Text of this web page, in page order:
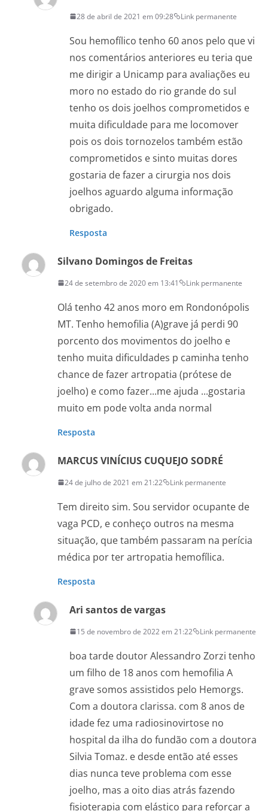
28 de abril de 2021 em 09:28 Link permanente
Sou hemofílico tenho 60 anos pelo que vi
nos comentários anteriores eu teria que
me dirigir a Unicamp para avaliações eu
moro no estado do rio grande do sul
tenho os dois joelhos comprometidos e
muita dificuldade para me locomover
pois os dois tornozelos também estão
comprometidos e sinto muitas dores
gostaria de fazer a cirurgia nos dois
joelhos aguardo alguma informação
obrigado.
Resposta
Silvano Domingos de Freitas
24 de setembro de 2020 em 13:41 Link permanente
Olá tenho 42 anos moro em Rondonópolis
MT. Tenho hemofilia (A)grave já perdi 90
porcento dos movimentos do joelho e
tenho muita dificuldades p caminha tenho
chance de fazer artropatia (prótese de
joelho) e como fazer...me ajuda ...gostaria
muito em pode volta anda normal
Resposta
MARCUS VINÍCIUS CUQUEJO SODRÉ
24 de julho de 2021 em 21:22 Link permanente
Tem direito sim. Sou servidor ocupante de
vaga PCD, e conheço outros na mesma
situação, que também passaram na perícia
médica por ter artropatia hemofílica.
Resposta
Ari santos de vargas
15 de novembro de 2022 em 21:22 Link permanente
boa tarde doutor Alessandro Zorzi tenho
um filho de 18 anos com hemofilia A
grave somos assistidos pelo Hemorgs.
Com a doutora clarissa. com 8 anos de
idade fez uma radiosinovirtose no
hospital da ilha do fundão com a doutora
Silvia Tomaz. e desde então até esses
dias nunca teve problema com esse
joelho, mas a oito dias atrás fazendo
fisioterapia com elástico para reforçar a